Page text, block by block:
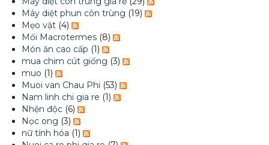
Máy diệt phun côn trùng (19)
Mẹo vặt (4)
Mối Macrotermes (8)
Món ăn cao cấp (1)
mua chim cút giống (3)
muo (1)
Muoi van Chau Phi (53)
Nam linh chi gia re (1)
Nhện độc (6)
Nọc ong (3)
nữ tính hóa (1)